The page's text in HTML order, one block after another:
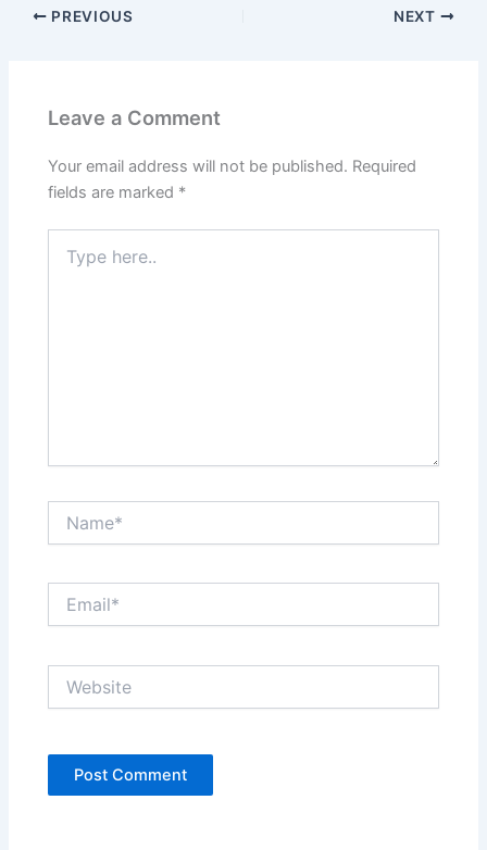
PREVIOUS NEXT
Leave a Comment
Your email address will not be published. Required
fields are marked *
here..